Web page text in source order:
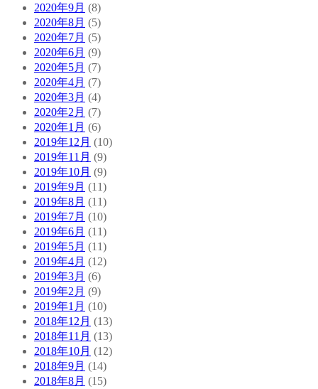
2020年9月 (8)
2020年8月 (5)
2020年7月 (5)
2020年6月 (9)
2020年5月 (7)
2020年4月 (7)
2020年3月 (4)
2020年2月 (7)
2020年1月 (6)
2019年12月 (10)
2019年11月 (9)
2019年10月 (9)
2019年9月 (11)
2019年8月 (11)
2019年7月 (10)
2019年6月 (11)
2019年5月 (11)
2019年4月 (12)
2019年3月 (6)
2019年2月 (9)
2019年1月 (10)
2018年12月 (13)
2018年11月 (13)
2018年10月 (12)
2018年9月 (14)
2018年8月 (15)